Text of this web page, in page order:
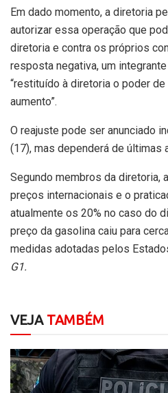
Em dado momento, a diretoria
autorizar essa operação que
diretoria e contra os próprios
resposta negativa, um
“restituído à diretoria o poder
aumento”.
O reajuste pode ser anunciado
(17), mas dependerá de últimas
Segundo membros da diretoria,
preços internacionais e o
atualmente os 20% no caso do
preço da gasolina caiu para
medidas adotadas pelos
G1.
VEJATAMBÉM